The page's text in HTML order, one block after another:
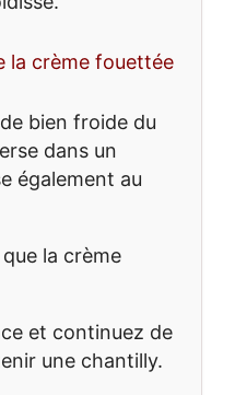
la crème fouettée
bien froide du
dans un
également au
que la crème
et continuez de
une chantilly.